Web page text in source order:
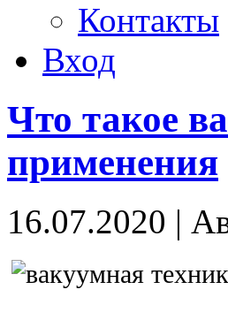
Контакты
Вход
Что такое
применения
16.07.2020 |